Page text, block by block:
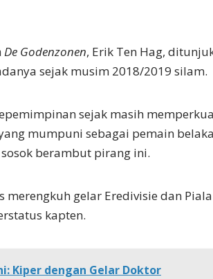
De Godenzonen, Erik Ten Hag,
sejak musim 2018/2019 silam.
sejak masih
mumpuni sebagai pemain
berambut pirang ini.
merengkuh gelar Eredivisie dan Piala
kapten.
Kiper dengan Gelar Doktor